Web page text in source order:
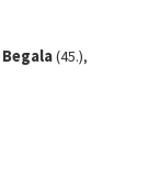
Begala(45.),